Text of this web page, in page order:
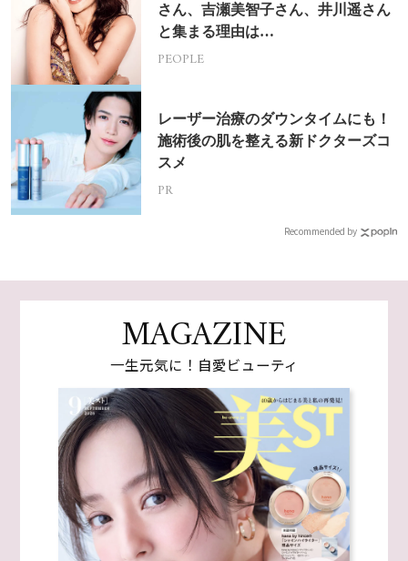
さん、吉瀬美智子さん、井川遥さん
と集まる理由は…
PEOPLE
レーザー治療のダウンタイムにも！
施術後の肌を整える新ドクターズコ
スメ
PR
Recommended by
MAGAZINE
一生元気に！自愛ビューティ